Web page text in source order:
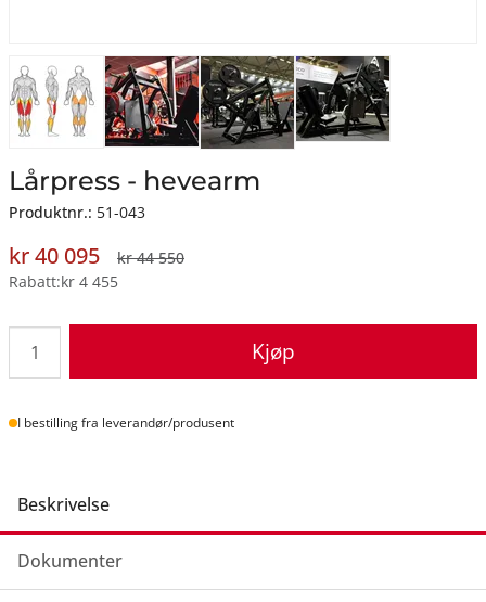
Lårpress - hevearm
Produktnr.: 51-043
kr 40 095
kr 44 550
Rabatt kr 4 455
Kjøp
Lager
I bestilling fra leverandør/produsent
Beskrivelse
Dokumenter